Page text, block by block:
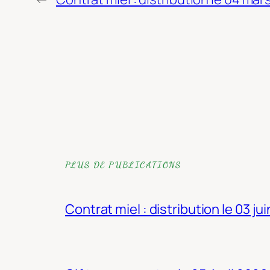
PLUS DE PUBLICATIONS
Contrat miel : distribution le 03